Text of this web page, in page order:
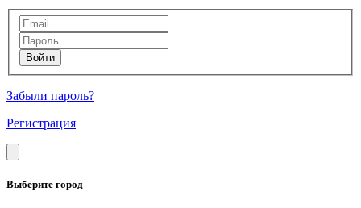
Забыли пароль?
Регистрация
Выберите город